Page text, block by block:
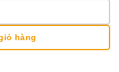
Độ Phân Giải 2K số lượng
hàng